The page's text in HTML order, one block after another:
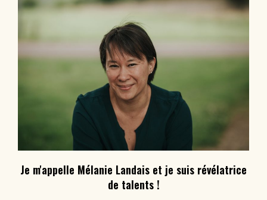
Je m'appelle Mélanie Landais et je suis révélatrice
de talents !